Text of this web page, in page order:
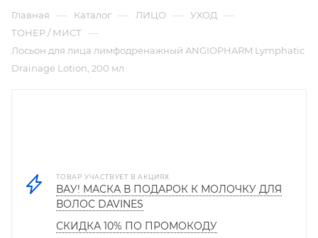
Главная — Каталог — ЛИЦО — УХОД —
ТОНЕР / МИСТ —
Лосьон для лица лимфодренажный ANGIOPHARM Lymphatic
Drainage Lotion, 200 мл
ТОВАР УЧАСТВУЕТ В АКЦИЯХ
ВАУ! МАСКА В ПОДАРОК К МОЛОЧКУ ДЛЯ
ВОЛОС DAVINES
СКИДКА 10% ПО ПРОМОКОДУ